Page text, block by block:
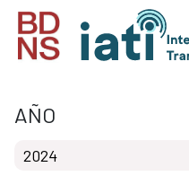
AÑO
2024